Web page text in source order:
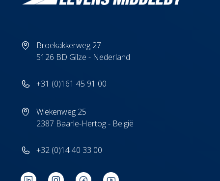
Broekakkerweg 27
5126 BD Gilze - Nederland
+31 (0)161 45 91 00
Wiekenweg 25
2387 Baarle-Hertog - België
+32 (0)14 40 33 00